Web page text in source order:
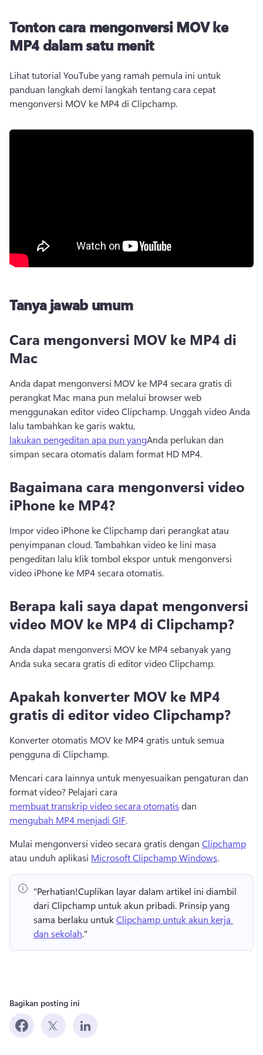
Tonton cara mengonversi MOV ke
MP4 dalam satu menit
Lihat tutorial YouTube yang ramah pemula ini untuk
panduan langkah demi langkah tentang cara cepat
mengonversi MOV ke MP4 di Clipchamp.
Tanya jawab umum
Cara mengonversi MOV ke MP4 di
Mac
Anda dapat mengonversi MOV ke MP4 secara gratis di
perangkat Mac mana pun melalui browser web
menggunakan editor video Clipchamp. Unggah video Anda
lalu tambahkan ke garis waktu,
lakukan pengeditan apa pun yangAnda perlukan dan
simpan secara otomatis dalam format HD MP4.
Bagaimana cara mengonversi video
iPhone ke MP4?
Impor video iPhone ke Clipchamp dari perangkat atau
penyimpanan cloud. Tambahkan video ke lini masa
pengeditan lalu klik tombol ekspor untuk mengonversi
video iPhone ke MP4 secara otomatis.
Berapa kali saya dapat mengonversi
video MOV ke MP4 di Clipchamp?
Anda dapat mengonversi MOV ke MP4 sebanyak yang
Anda suka secara gratis di editor video Clipchamp.
Apakah konverter MOV ke MP4
gratis di editor video Clipchamp?
Konverter otomatis MOV ke MP4 gratis untuk semua
pengguna di Clipchamp.
Mencari cara lainnya untuk menyesuaikan pengaturan dan
format video? Pelajari cara
membuat transkrip video secara otomatis dan
mengubah MP4 menjadi GIF.
Mulai mengonversi video secara gratis dengan Clipchamp
atau unduh aplikasi Microsoft Clipchamp Windows.
"Perhatian!Cuplikan layar dalam artikel ini diambil
dari Clipchamp untuk akun pribadi. Prinsip yang
sama berlaku untuk Clipchamp untuk akun kerja
dan sekolah."
Bagikan posting ini